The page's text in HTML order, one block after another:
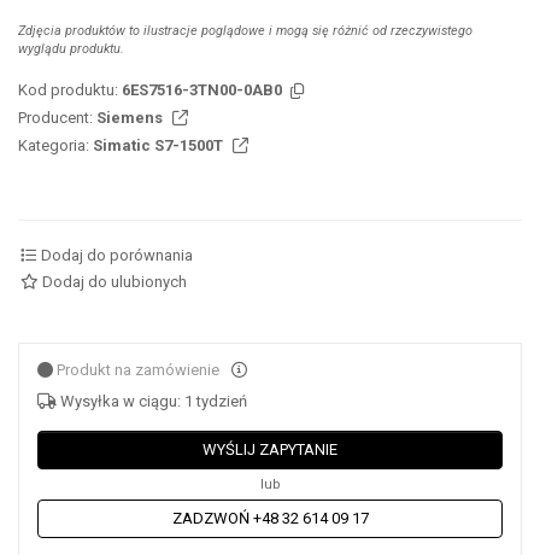
Zdjęcia produktów to ilustracje poglądowe i mogą się różnić od rzeczywistego
wyglądu produktu.
Kod produktu: 6ES7516-3TN00-0AB0
Producent: Siemens
Kategoria: Simatic S7-1500T
Dodaj do porównania
Dodaj do ulubionych
Produkt na zamówienie
Wysyłka w ciągu: 1 tydzień
WYŚLIJ ZAPYTANIE
lub
ZADZWOŃ +48 32 614 09 17